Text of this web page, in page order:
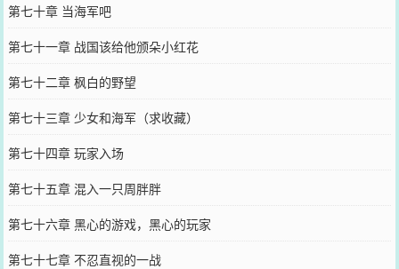
第七十章 当海军吧
第七十一章 战国该给他颁朵小红花
第七十二章 枫白的野望
第七十三章 少女和海军（求收藏）
第七十四章 玩家入场
第七十五章 混入一只周胖胖
第七十六章 黑心的游戏，黑心的玩家
第七十七章 不忍直视的一战